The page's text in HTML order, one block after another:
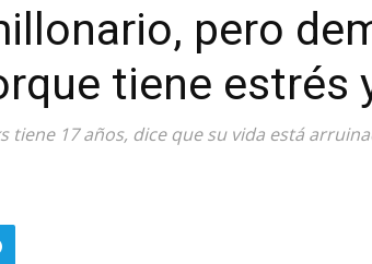
pero
tiene estrés
tiene 17 años, dice que su vida está